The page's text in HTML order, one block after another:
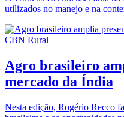
utilizados no manejo e na
CBN Rural
Agro brasileiro
mercado da Índia
Nesta edição, Rogério Recco